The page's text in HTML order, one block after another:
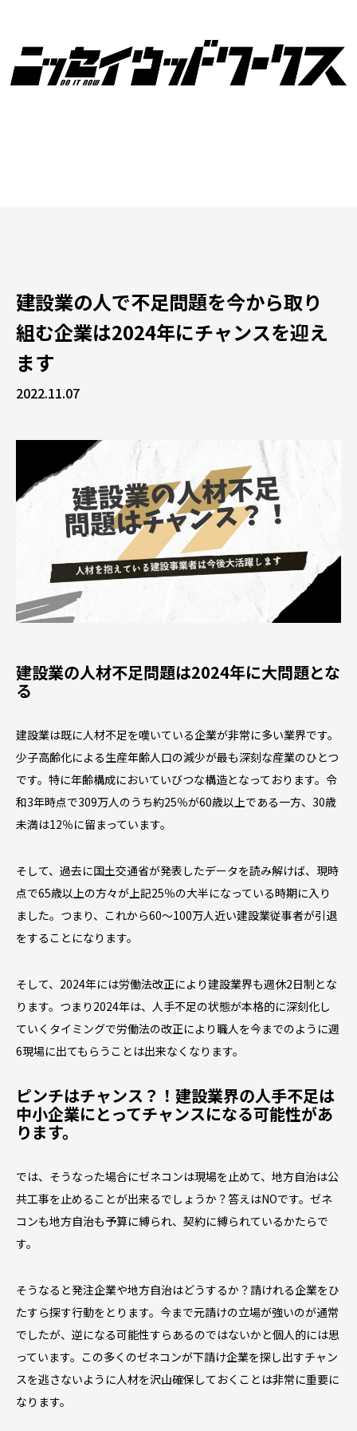
建設業の人で不足問題を今から取り
組む企業は2024年にチャンスを迎え
ます
2022.11.07
建設業の人材不足問題は2024年に大問題とな
る
建設業は既に人材不足を嘆いている企業が非常に多い業界です。
少子高齢化による生産年齢人口の減少が最も深刻な産業のひとつ
です。特に年齢構成においていびつな構造となっております。令
和3年時点で309万人のうち約25％が60歳以上である一方、30歳
未満は12％に留まっています。
そして、過去に国土交通省が発表したデータを読み解けば、現時
点で65歳以上の方々が上記25％の大半になっている時期に入り
ました。つまり、これから60～100万人近い建設業従事者が引退
をすることになります。
そして、2024年には労働法改正により建設業界も週休2日制とな
ります。つまり2024年は、人手不足の状態が本格的に深刻化し
ていくタイミングで労働法の改正により職人を今までのように週
6現場に出てもらうことは出来なくなります。
ピンチはチャンス？！建設業界の人手不足は
中小企業にとってチャンスになる可能性があ
ります。
では、そうなった場合にゼネコンは現場を止めて、地方自治は公
共工事を止めることが出来るでしょうか？答えはNOです。ゼネ
コンも地方自治も予算に縛られ、契約に縛られているかたらで
す。
そうなると発注企業や地方自治はどうするか？請けれる企業をひ
たすら探す行動をとります。今まで元請けの立場が強いのが通常
でしたが、逆になる可能性すらあるのではないかと個人的には思
っています。この多くのゼネコンが下請け企業を探し出すチャン
スを逃さないように人材を沢山確保しておくことは非常に重要に
なります。